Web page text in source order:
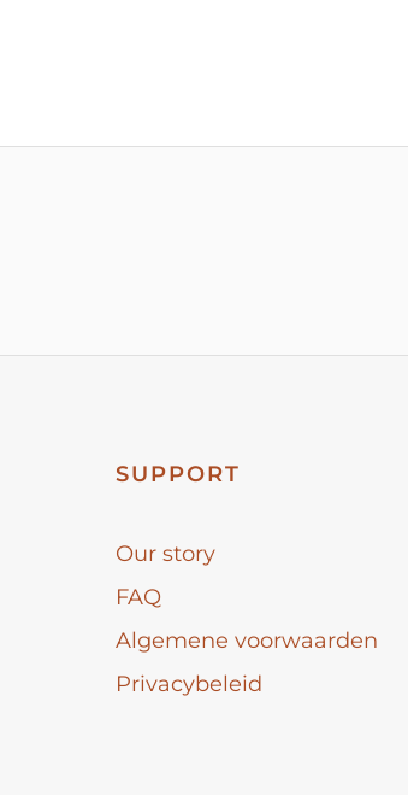
SUPPORT
Our story
FAQ
Algemene voorwaarden
Privacybeleid